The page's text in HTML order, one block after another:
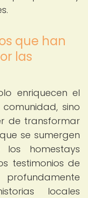
que han
las
enriquecen el
sino
de transformar
se sumergen
homestays
testimonios de
locales